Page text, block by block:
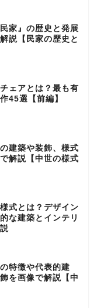
家』の歴史と発展
説【民家の歴史と
ェアとは？最も有
45選【前編】
建築や装飾、様式
解説【中世の様式
式とは？デザイン
な建築とインテリ
特徴や代表的建
を画像で解説【中